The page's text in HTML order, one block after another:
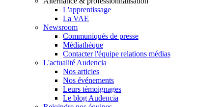
L'apprentissage
La VAE
Newsroom
Communiqués de presse
Médiathèque
Contacter l'équipe relations médias
L'actualité Audencia
Nos articles
Nos événements
Leurs témoignages
Le blog Audencia